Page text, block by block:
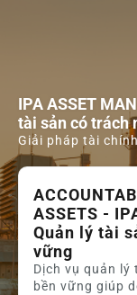
IPA ASSET
tài sản có trách
Giải pháp tài
ASSETS -
Quản lý tài
vững
Dịch vụ quản lý
bền vững giúp